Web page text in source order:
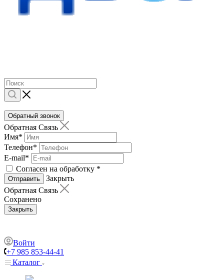
Обратный звонок
Обратная Связь
Имя*
Телефон*
E-mail*
Согласен на обработку *
Отправить
Закрыть
Обратная Связь
Сохранено
Закрыть
Войти
+7 985 853-44-41
Каталог